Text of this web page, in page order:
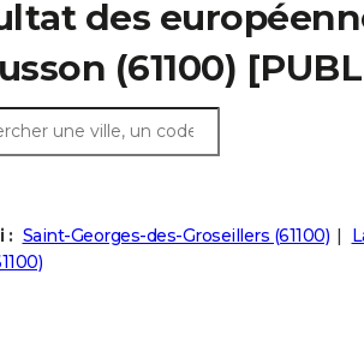
des
(61100)
: Saint-Georges-des-Groseillers (61100)